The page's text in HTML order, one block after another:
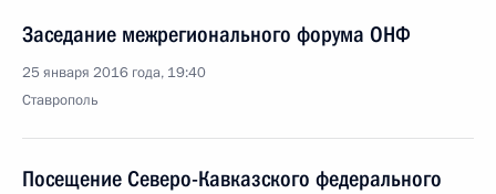
Заседание межрегионального форума ОНФ
25 января 2016 года, 19:40
Ставрополь
Посещение Северо-Кавказского федерального